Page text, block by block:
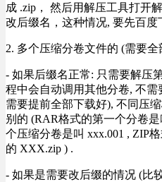
成 .zip， 然后用解压工具打开
改后缀名，这种情况, 要先百
2. 多个压缩分卷文件的 (需要
- 如果后缀名正常: 只需要解压
程中会自动调用其他分卷, 不
需要提前全部下载好), 不同压
别的 (RAR格式的第一个分卷是
个压缩分卷是叫 xxx.001 , ZIP
的 XXX.zip ) .
- 如果是需要改后缀的情况 (比